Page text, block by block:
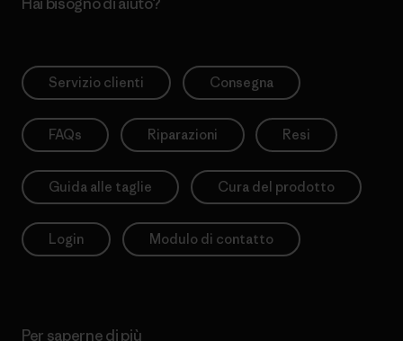
Servizio clienti Consegna
FAQs Riparazioni Resi
Guida alle taglie Cura del prodotto
Login Modulo di contatto
Per saperne di più